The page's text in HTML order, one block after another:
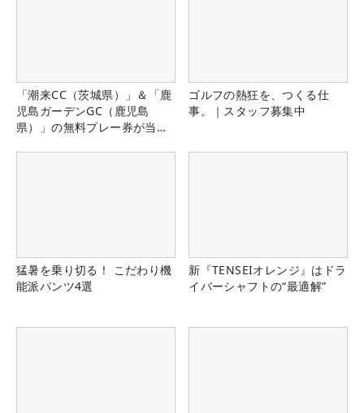
「潮来CC（茨城県）」＆「鹿
児島ガーデンGC（鹿児島
県）」の無料プレー券が当た
ゴルフの熱狂を、つくる仕
事。｜スタッフ募集中
猛暑を乗り切る！ こだわり機
能派パンツ4選
新『TENSEIオレンジ』はドラ
イバーシャフトの“最適解”